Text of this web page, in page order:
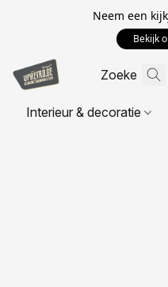
Neem een
Bekijk
Interieur & decoratie